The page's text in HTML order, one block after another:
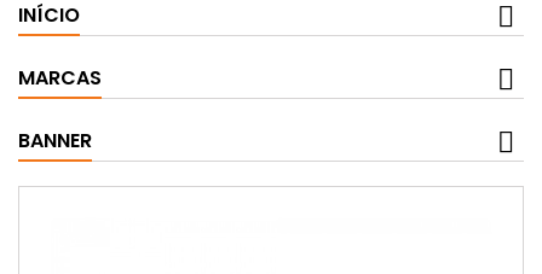
INÍCIO
MARCAS
BANNER